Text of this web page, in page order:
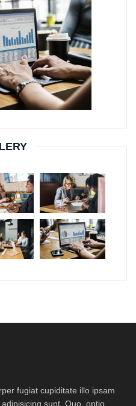
fugiat cupiditate illo ipsam
sunt. Quo, optio